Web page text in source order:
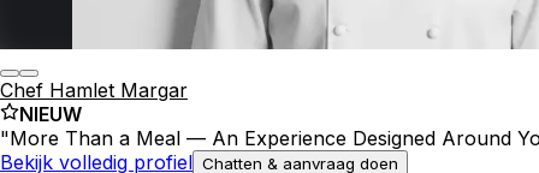
Chef Hamlet Margar
NIEUW
"More Than a Meal — An Experience Designed Around
Bekijk volledig profiel Chatten & aanvraag doen